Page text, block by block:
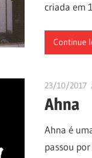
criada em
Continue
23/10/2017
Ahna
Ahna é
passou